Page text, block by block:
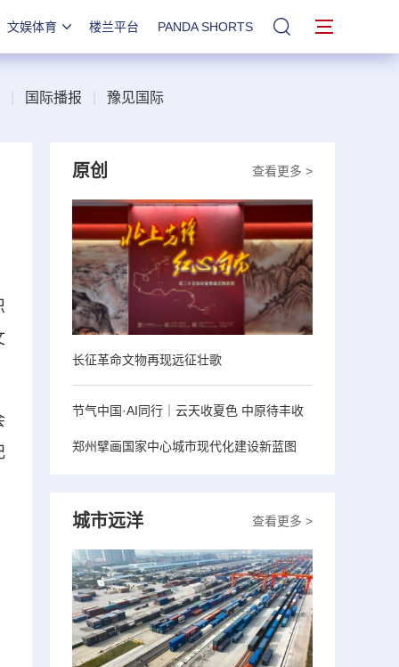
文娱体育 楼兰平台 PANDA SHORTS 站内搜索
国际播报 豫见国际
查看更多 >
原创
长征革命文物再现远征壮歌
节气中国·AI同行｜云天收夏色 中原待丰收
郑州擘画国家中心城市现代化建设新蓝图
查看更多 >
城市远洋